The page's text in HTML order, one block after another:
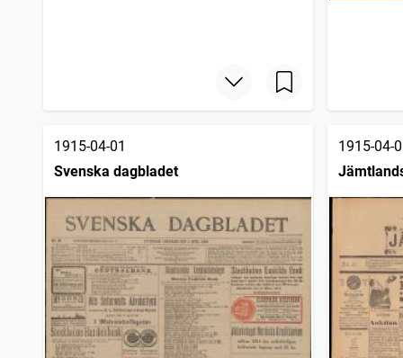
1915-04-01
Svenska dagbladet
1915-04-